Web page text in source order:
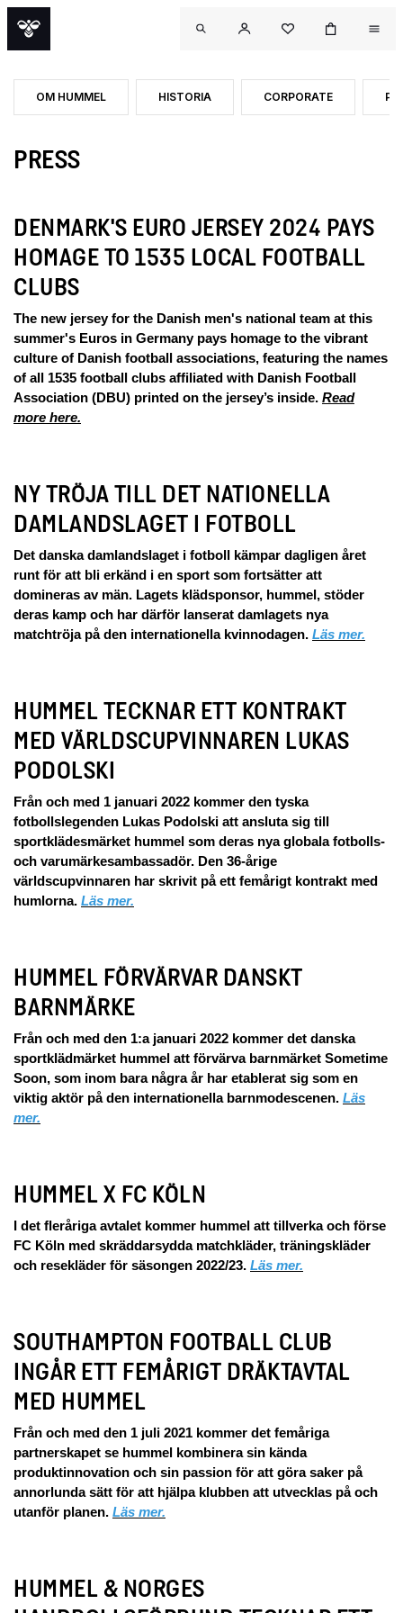
OM HUMMEL HISTORIA CORPORATE
PRESS
DENMARK'S EURO JERSEY 2024 PAYS
HOMAGE TO 1535 LOCAL FOOTBALL
CLUBS
The new jersey for the Danish men's national team at this
summer's Euros in Germany pays homage to the vibrant
culture of Danish football associations, featuring the names
of all 1535 football clubs affiliated with Danish Football
Association (DBU) printed on the jersey’s inside. Read
more here.
NY TRÖJA TILL DET NATIONELLA
DAMLANDSLAGET I FOTBOLL
Det danska damlandslaget i fotboll kämpar dagligen året
runt för att bli erkänd i en sport som fortsätter att
domineras av män. Lagets klädsponsor, hummel, stöder
deras kamp och har därför lanserat damlagets nya
matchtröja på den internationella kvinnodagen. Läs mer.
HUMMEL TECKNAR ETT KONTRAKT
MED VÄRLDSCUPVINNAREN LUKAS
PODOLSKI
Från och med 1 januari 2022 kommer den tyska
fotbollslegenden Lukas Podolski att ansluta sig till
sportklädesmärket hummel som deras nya globala fotbolls-
och varumärkesambassadör. Den 36-årige
världscupvinnaren har skrivit på ett femårigt kontrakt med
humlorna. Läs mer.
HUMMEL FÖRVÄRVAR DANSKT
BARNMÄRKE
Från och med den 1:a januari 2022 kommer det danska
sportklädmärket hummel att förvärva barnmärket Sometime
Soon, som inom bara några år har etablerat sig som en
viktig aktör på den internationella barnmodescenen. Läs
mer.
HUMMEL X FC KÖLN
I det fleråriga avtalet kommer hummel att tillverka och förse
FC Köln med skräddarsydda matchkläder, träningskläder
och resekläder för säsongen 2022/23. Läs mer.
SOUTHAMPTON FOOTBALL CLUB
INGÅR ETT FEMÅRIGT DRÄKTAVTAL
MED HUMMEL
Från och med den 1 juli 2021 kommer det femåriga
partnerskapet se hummel kombinera sin kända
produktinnovation och sin passion för att göra saker på
annorlunda sätt för att hjälpa klubben att utvecklas på och
utanför planen. Läs mer.
HUMMEL & NORGES